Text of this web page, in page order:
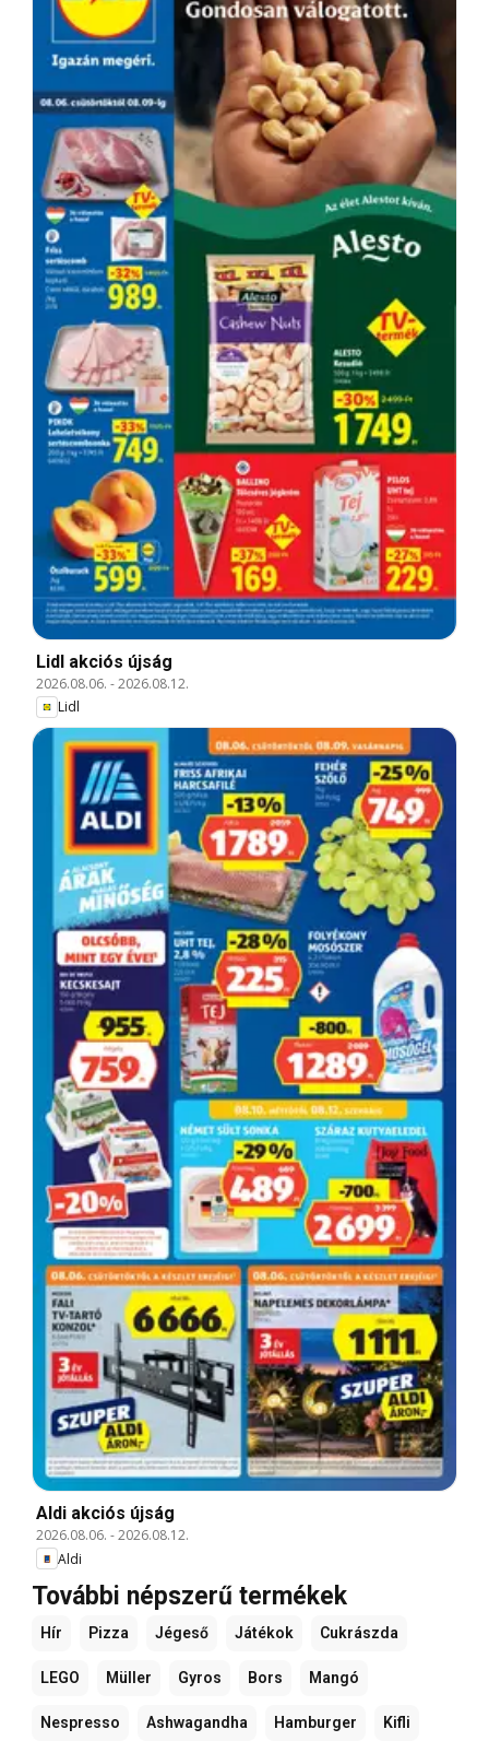
Lidl akciós újság
2026.08.06. -2026.08.12.
Lidl
Aldi akciós újság
2026.08.06. -2026.08.12.
Aldi
További népszerű termékek
Hír Pizza Jégeső Játékok Cukrászda
LEGO Müller Gyros Bors Mangó
Nespresso Ashwagandha Hamburger Kifli